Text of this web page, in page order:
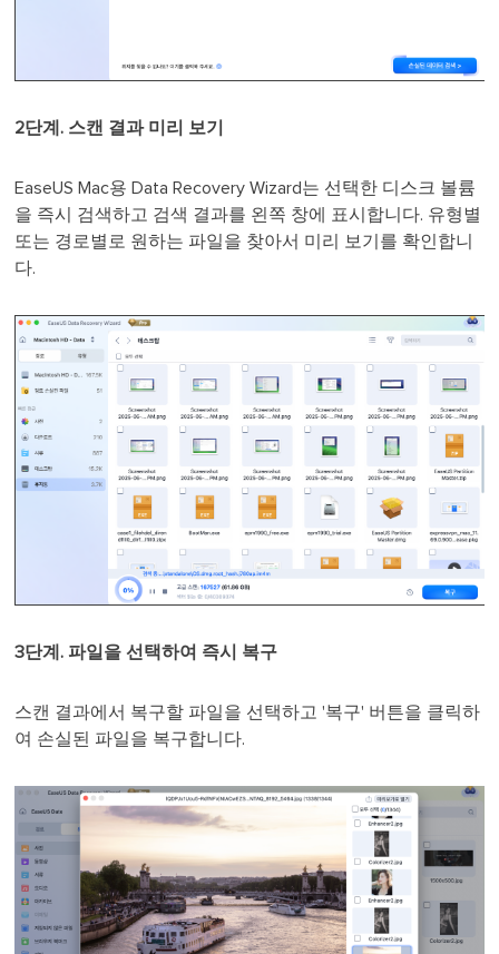
2단계. 스캔 결과 미리 보기
EaseUS Mac용 Data Recovery Wizard는 선택한 디스크 볼륨
을 즉시 검색하고 검색 결과를 왼쪽 창에 표시합니다. 유형별
또는 경로별로 원하는 파일을 찾아서 미리 보기를 확인합니
다.
3단계. 파일을 선택하여 즉시 복구
스캔 결과에서 복구할 파일을 선택하고 '복구' 버튼을 클릭하
여 손실된 파일을 복구합니다.